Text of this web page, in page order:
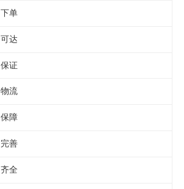
下单
可达
保证
物流
保障
完善
齐全